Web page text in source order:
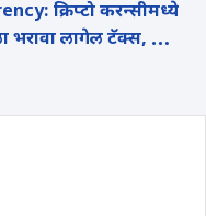
क्रिप्टो करन्सीमध्ये
लागेल टॅक्स, किती